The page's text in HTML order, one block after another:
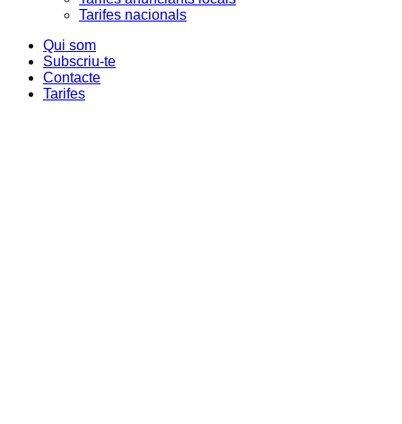
Tarifes nacionals
Qui som
Subscriu-te
Contacte
Tarifes